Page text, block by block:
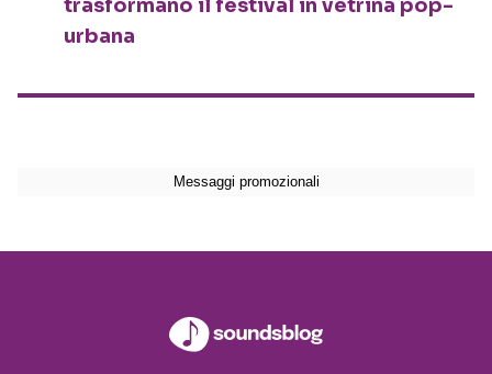
trasformano il festival in vetrina pop-
urbana